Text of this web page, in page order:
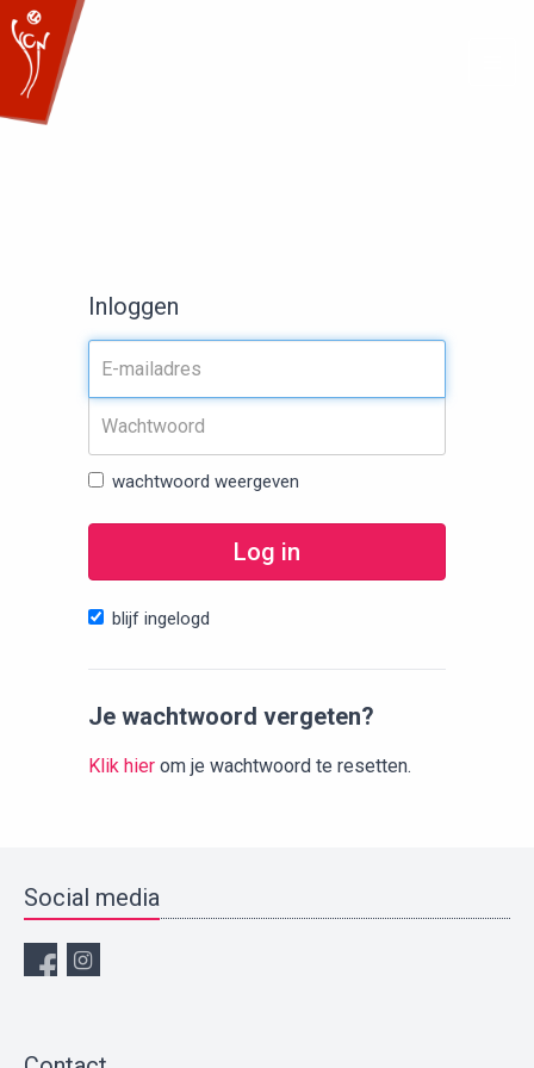
Inloggen
wachtwoord weergeven
Log in
blijf ingelogd
Je wachtwoord vergeten?
Klik hier om je wachtwoord te resetten.
Social media